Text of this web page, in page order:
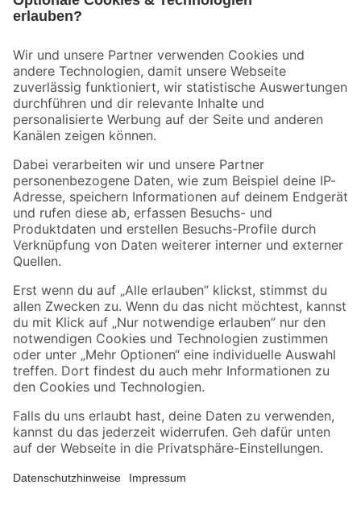
Der toom Newsletter: Keine Angebote und Aktionen mehr verpassen!
Zur Newsletter Anmeldung
Folge uns
Zahlungsarten Versandarten
Sicher einkaufen
Jetzt die toom-App herunterladen
Alle Preisangaben in EUR inkl. gesetzl. MwSt.. Die dargestellten Angebote sind unter
Umständen nicht in allen Märkten verfügbar. Die angegebenen Verfügbarkeiten beziehen
Produkte nur solange der Vorrat reicht.
*Paketversand ab 59 € versandkostenfrei, gilt nicht für Artikel mit Speditionsversand, hier